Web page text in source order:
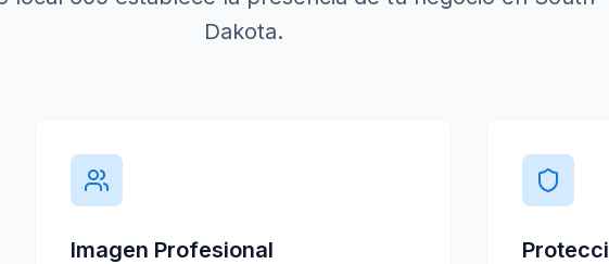
Dakota.
Imagen Profesional